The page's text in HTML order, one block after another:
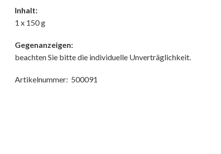
Inhalt:
1 x 150 g
Gegenanzeigen:
beachten Sie bitte die individuelle Unverträglichkeit.
Artikelnummer: 500091